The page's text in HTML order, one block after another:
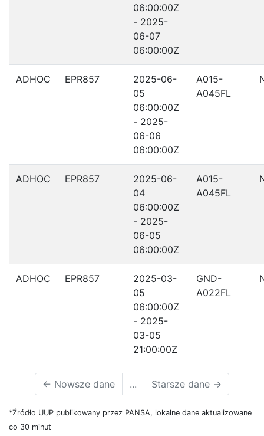
06:00:00Z
- 2025-
06-07
06:00:00Z
ADHOC EPR857
2025-06-
05
06:00:00Z
- 2025-
06-06
06:00:00Z
A015-
A045FL
ADHOC EPR857
2025-06-
04
06:00:00Z
- 2025-
06-05
06:00:00Z
A015-
A045FL
ADHOC EPR857
2025-03-
05
06:00:00Z
- 2025-
03-05
21:00:00Z
GND-
A022FL
← Nowsze dane ... Starsze dane →
*Źródło UUP publikowany przez PANSA, lokalne dane aktualizowane
co 30 minut